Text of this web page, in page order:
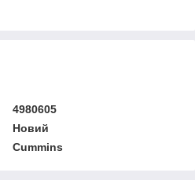
4980605
Новий
Cummins